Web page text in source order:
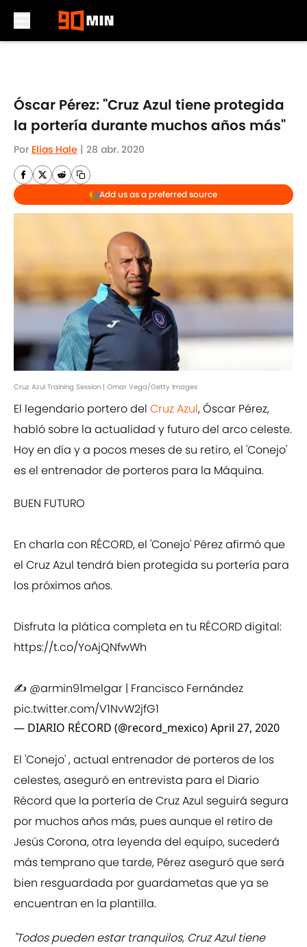
Óscar Pérez: "Cruz Azul tiene protegida
la portería durante muchos años más"
Por Elias Hale | 28 abr. 2020
Add us as a preferred source
Cruz Azul Training Session | Omar Vega/Getty Images
El legendario portero del Cruz Azul, Óscar Pérez,
habló sobre la actualidad y futuro del arco celeste.
Hoy en día y a pocos meses de su retiro, el 'Conejo'
es el entrenador de porteros para la Máquina.
BUEN FUTURO
En charla con RÉCORD, el 'Conejo' Pérez afirmó que
el Cruz Azul tendrá bien protegida su portería para
los próximos años.
Disfruta la plática completa en tu RÉCORD digital:
https://t.co/YoAjQNfwWh
✍️ @armin91melgar | Francisco Fernández
pic.twitter.com/V1NvW2jfG1
— DIARIO RÉCORD (@record_mexico)April 27, 2020
El 'Conejo' , actual entrenador de porteros de los
celestes, aseguró en entrevista para el Diario
Récord que la portería de Cruz Azul seguirá segura
por muchos años más, pues aunque el retiro de
Jesús Corona, otra leyenda del equipo, sucederá
más temprano que tarde, Pérez aseguró que será
bien resguardada por guardametas que ya se
encuentran en la plantilla.
"Todos pueden estar tranquilos, Cruz Azul tiene